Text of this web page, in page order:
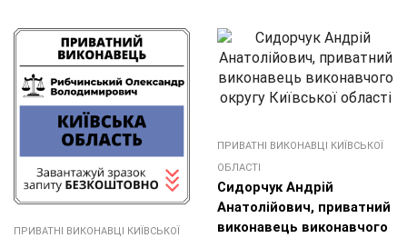
ПРИВАТНІ ВИКОНАВЦІ КИЇВСЬКОЇ
ПРИВАТНІ ВИКОНАВЦІ КИЇВСЬКОЇ
ОБЛАСТІ
Сидорчук Андрій
Анатолійович, приватний
виконавець виконавчого